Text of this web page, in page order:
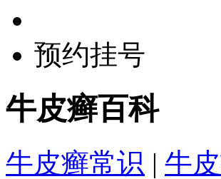
预约挂号
牛皮癣百科
牛皮癣常识 | 牛